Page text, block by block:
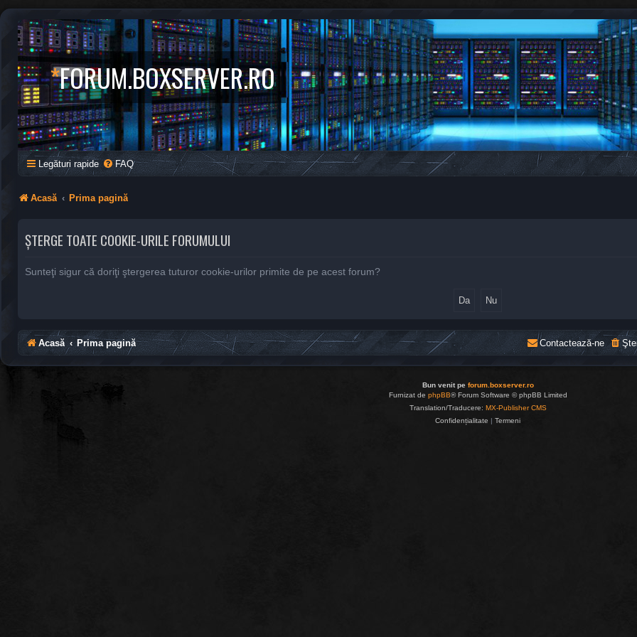
*FORUM.BOXSERVER.RO
Legături rapide FAQ
Acasă Prima pagină
ŞTERGE TOATE COOKIE-URILE FORUMULUI
Sunteţi sigur că doriţi ştergerea tuturor cookie-urilor primite de pe acest forum?
Acasă Prima pagină Contactează-ne
Bun venit pe forum.boxserver.ro
Furnizat de phpBB® Forum Software © phpBB Limited
Translation/Traducere: MX-Publisher CMS
Confidențialitate | Termeni